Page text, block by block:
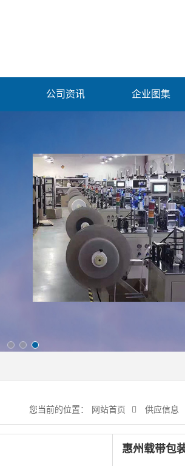
公司资讯 企业图集
您当前的位置： 网站首页 供应信息